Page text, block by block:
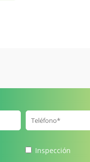
Inspección